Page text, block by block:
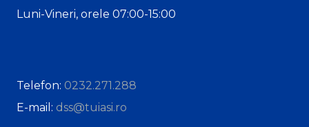
Luni-Vineri, orele 07:00-15:00
Telefon: 0232.271.288
E-mail: dss@tuiasi.ro